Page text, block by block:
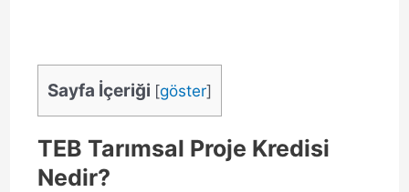
Sayfa İçeriği [göster]
TEB Tarımsal Proje Kredisi
Nedir?